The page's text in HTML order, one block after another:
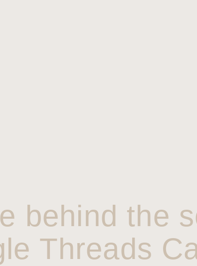
behind the
Threads